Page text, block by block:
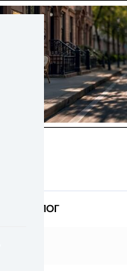
КАТАЛОГ